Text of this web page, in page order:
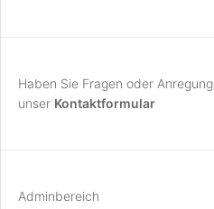
Haben Sie Fragen oder
unser Kontaktformular
Adminbereich